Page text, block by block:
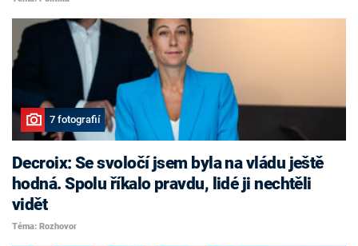
7 fotografií
Decroix: Se svoločí jsem byla na vládu ještě
hodná. Spolu říkalo pravdu, lidé ji nechtěli
vidět
Téma: Rozhovor